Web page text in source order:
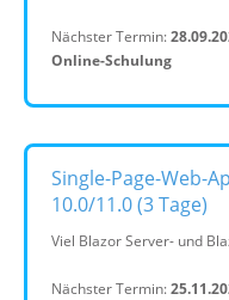
Nächster Termin:
Online-Schulung
Single-Page-Web-
10.0/11.0 (3 Tage)
Viel Blazor Server- und
Nächster Termin: